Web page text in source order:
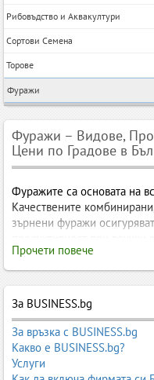
Рибовъдство и Аквакултури
Сортови Семена
Торове
Фуражи
Фуражи – Видове,
Цени по Градове в
Фуражите са основата на
Качествените
зърнени фуражи
продуктивност при
откриете производители,
цяла България, подредени
изберете най-
Фуражи – видове,
Фуражите са основата на
тях зависи здравето,
Прочети повече
За BUSINESS.bg
За връзка с BUSINESS.bg
Какво е BUSINESS.bg?
Услуги